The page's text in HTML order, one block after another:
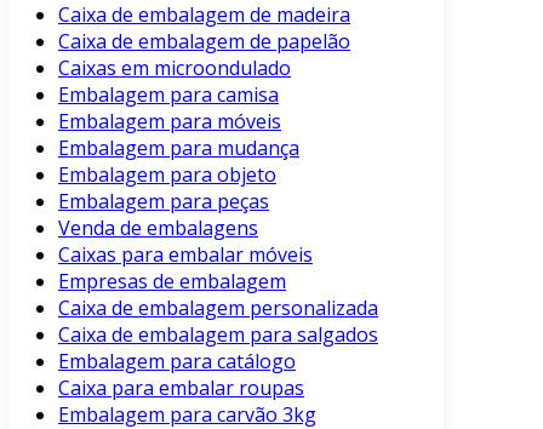
Caixa de embalagem de madeira
Caixa de embalagem de papelão
Caixas em microondulado
Embalagem para camisa
Embalagem para móveis
Embalagem para mudança
Embalagem para objeto
Embalagem para peças
Venda de embalagens
Caixas para embalar móveis
Empresas de embalagem
Caixa de embalagem personalizada
Caixa de embalagem para salgados
Embalagem para catálogo
Caixa para embalar roupas
Embalagem para carvão 3kg